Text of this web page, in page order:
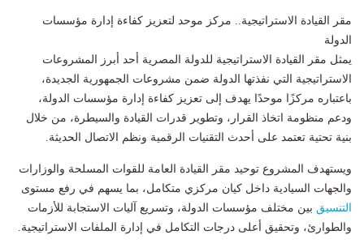
مقر القيادة الاستراتيجية.. مركز موحد لتعزيز كفاءة إدارة مؤسسات
الدولة
يمثل مقر القيادة الاستراتيجية للدولة المصرية أحد أبرز المشروعات
الاستراتيجية التي نفذتها الدولة ضمن مشروعات الجمهورية الجديدة،
باعتباره مركزًا موحدًا يهدف إلى تعزيز كفاءة إدارة مؤسسات الدولة،
ودعم منظومة اتخاذ القرار، وتطوير قدرات القيادة والسيطرة، من خلال
بنية تحتية تعتمد على أحدث التقنيات الرقمية ونظم الاتصال الحديثة.
ويستهدف المشروع توحيد مقر القيادة العامة للقوات المسلحة والوزارات
والجهات السيادية داخل كيان مركزي متكامل، بما يسهم في رفع مستوى
التنسيق بين مختلف مؤسسات الدولة، وتسريع آليات الاستجابة للأزمات
والطوارئ، وتحقيق أعلى درجات التكامل في إدارة الملفات الاستراتيجية.